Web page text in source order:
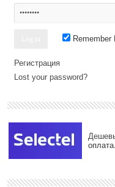
Remember
Регистрация
Lost your password?